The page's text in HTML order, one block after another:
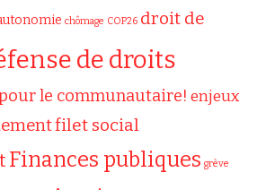
chômage COP26 droit de
de droits
le communautaire! enjeux
filet social
Finances publiques grève